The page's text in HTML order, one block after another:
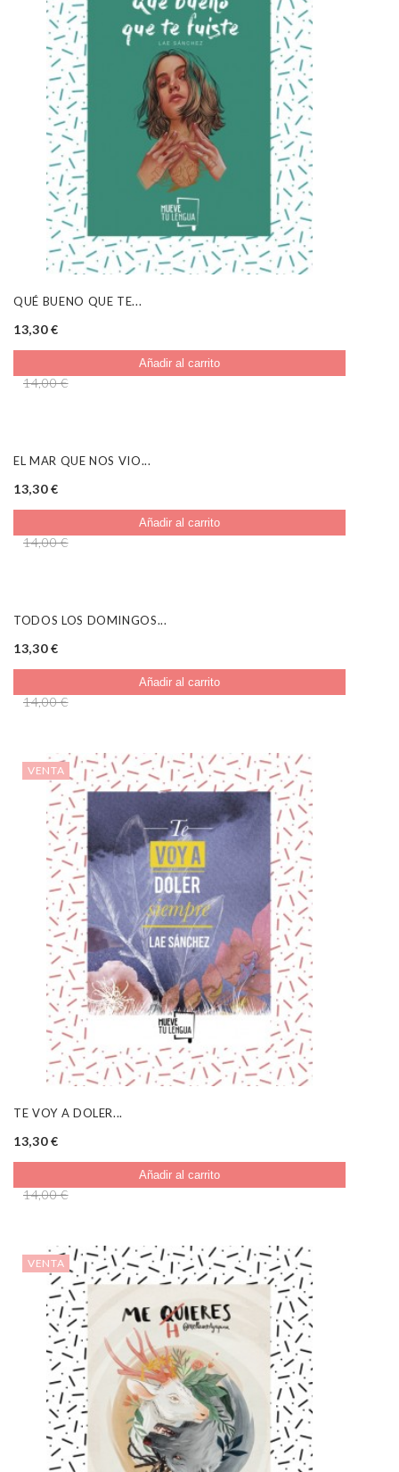
QUÉ BUENO QUE TE...
13,30 €
Añadir al carrito
14,00 €
EL MAR QUE NOS VIO...
13,30 €
Añadir al carrito
14,00 €
TODOS LOS DOMINGOS...
13,30 €
Añadir al carrito
14,00 €
VENTA
TE VOY A DOLER...
13,30 €
Añadir al carrito
14,00 €
VENTA